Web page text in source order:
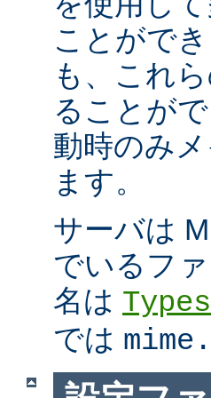
ことがで
も、これ
ることが
動時のみ
ます。
サーバは
でいるフ
名は
では